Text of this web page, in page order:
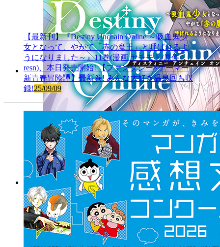
【最新刊】『Destiny Unchain Online ～吸血鬼少
女となって、やがて「赤の魔王」と呼ばれるよ
うになりました～』11巻(漫画 ヤチモト/原作
resn)、本日発売開始! 【ファンタジー×ゲーマー
新青春冒険譚】最新巻! みんな大好き温泉回も収
録!25/09/09